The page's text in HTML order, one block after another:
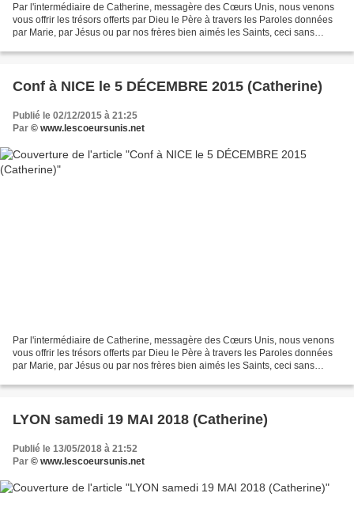
Par l'intermédiaire de Catherine, messagère des Cœurs Unis, nous venons
vous offrir les trésors offerts par Dieu le Père à travers les Paroles données
par Marie, par Jésus ou par nos frères bien aimés les Saints, ceci sans
Conf à NICE le 5 DÉCEMBRE 2015 (Catherine)
Publié le 02/12/2015 à 21:25
Par © www.lescoeursunis.net
Par l'intermédiaire de Catherine, messagère des Cœurs Unis, nous venons
vous offrir les trésors offerts par Dieu le Père à travers les Paroles données
par Marie, par Jésus ou par nos frères bien aimés les Saints, ceci sans
LYON samedi 19 MAI 2018 (Catherine)
Publié le 13/05/2018 à 21:52
Par © www.lescoeursunis.net